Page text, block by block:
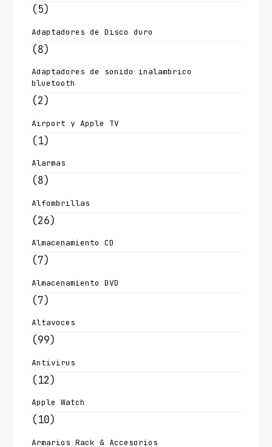
(5)
Adaptadores de Disco duro
(8)
Adaptadores de sonido inalambrico
bluetooth
(2)
Airport y Apple TV
(1)
Alarmas
(8)
Alfombrillas
(26)
Almacenamiento CD
(7)
Almacenamiento DVD
(7)
Altavoces
(99)
Antivirus
(12)
Apple Watch
(10)
Armarios Rack & Accesorios